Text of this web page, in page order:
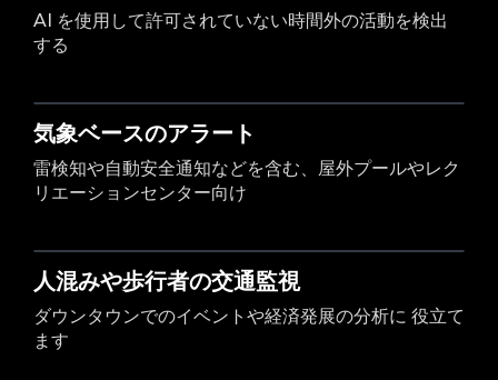
AI を使用して許可されていない時間外の活動を検出
する
気象ベースのアラート
雷検知や自動安全通知などを含む、屋外プールやレク
リエーションセンター向け
人混みや歩行者の交通監視
ダウンタウンでのイベントや経済発展の分析に 役立て
ます